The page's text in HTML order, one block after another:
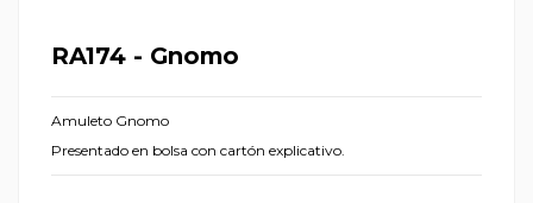
RA174 - Gnomo
Amuleto Gnomo
Presentado en bolsa con cartón explicativo.